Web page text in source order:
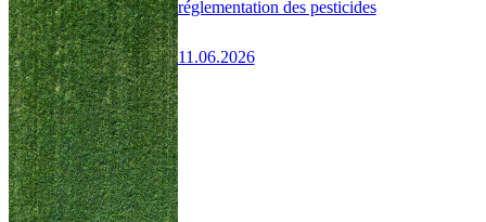
réglementation des pesticides
11.06.2026